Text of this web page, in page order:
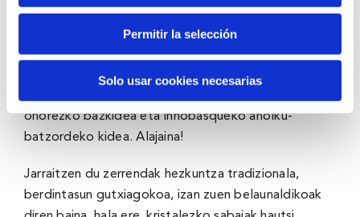
Permitir la selección
Solo usar cookies necesarias
Azterlanen Mintegiko zuzendaria izan da eta hainbat
liburu idatzi ditu. Gaur egun, UPV/EHUko Gizarte
Antropologiako katedradun emeritua eta Eusko
Ikaskuntzako Gipuzkoako lehendakariordea da,
ohorezko bazkidea eta Innobasqueko aholku-
batzordeko kidea. Alajaina!
Jarraitzen du zerrendak hezkuntza tradizionala,
berdintasun gutxiagokoa, izan zuen belaunaldikoak